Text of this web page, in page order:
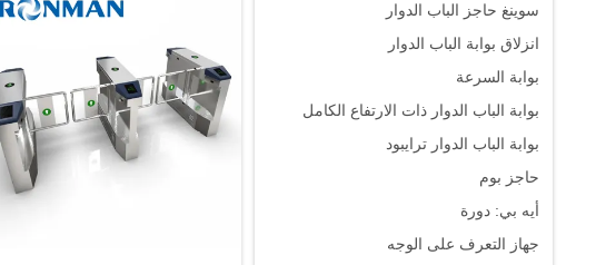
سوينغ حاجز الباب الدوار
انزلاق بوابة الباب الدوار
بوابة السرعة
بوابة الباب الدوار ذات الارتفاع الكامل
بوابة الباب الدوار ترايبود
حاجز بوم
أيه بي: دورة
جهاز التعرف على الوجه